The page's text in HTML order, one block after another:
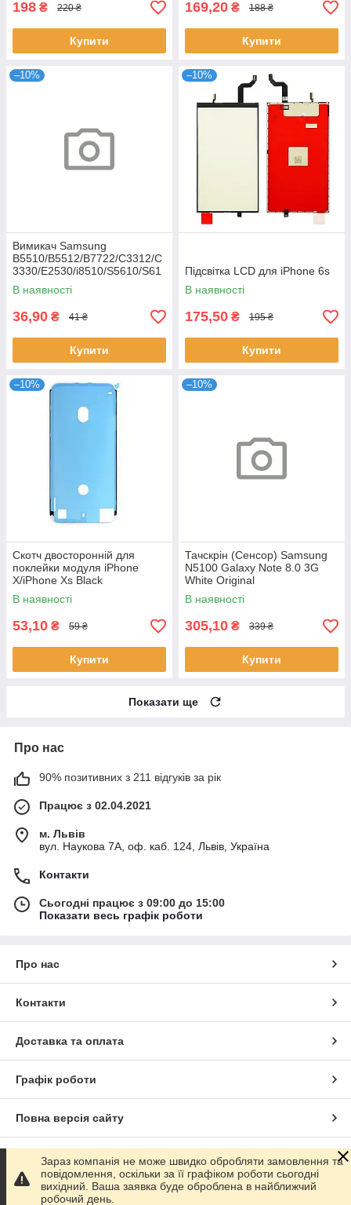
198 ₴ 220 ₴
Купити
169,20 ₴ 188 ₴
Купити
–10%
Вимикач Samsung
B5510/B5512/B7722/C3312/C
3330/E2530/i8510/S5610/S61
02
В наявності
36,90 ₴ 41 ₴
Купити
–10%
Підсвітка LCD для iPhone 6s
В наявності
175,50 ₴ 195 ₴
Купити
–10%
Скотч двосторонній для
поклейки модуля iPhone
X/iPhone Xs Black
В наявності
53,10 ₴ 59 ₴
Купити
–10%
Тачскрін (Сенсор) Samsung
N5100 Galaxy Note 8.0 3G
White Original
В наявності
305,10 ₴ 339 ₴
Купити
Показати ще
Про нас
90% позитивних з 211 відгуків за рік
Працює з 02.04.2021
м. Львів
вул. Наукова 7А, оф. каб. 124, Львів, Україна
Контакти
Сьогодні працює з 09:00 до 15:00
Показати весь графік роботи
Про нас
Контакти
Доставка та оплата
Графік роботи
Повна версія сайту
Сайт створено на маркетплейсі Prom.ua
Політика конфіденційності
Зараз компанія не може швидко обробляти замовлення та
повідомлення, оскільки за її графіком роботи сьогодні
вихідний. Ваша заявка буде оброблена в найближчий
робочий день.